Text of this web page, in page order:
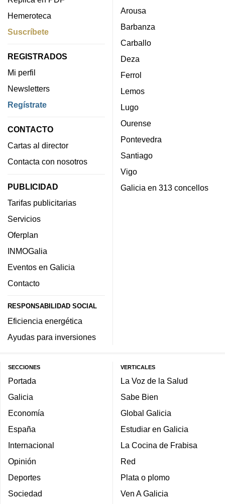
Hemeroteca
Suscríbete
REGISTRADOS
Mi perfil
Newsletters
Regístrate
CONTACTO
Cartas al director
Contacta con nosotros
PUBLICIDAD
Tarifas publicitarias
Servicios
Oferplan
INMOGalia
Eventos en Galicia
Contacto
RESPONSABILIDAD SOCIAL
Eficiencia energética
Ayudas para inversiones
Arousa
Barbanza
Carballo
Deza
Ferrol
Lemos
Lugo
Ourense
Pontevedra
Santiago
Vigo
Galicia en 313 concellos
SECCIONES
Portada
Galicia
Economía
España
Internacional
Opinión
Deportes
Sociedad
VERTICALES
La Voz de la Salud
Sabe Bien
Global Galicia
Estudiar en Galicia
La Cocina de Frabisa
Red
Plata o plomo
Ven A Galicia